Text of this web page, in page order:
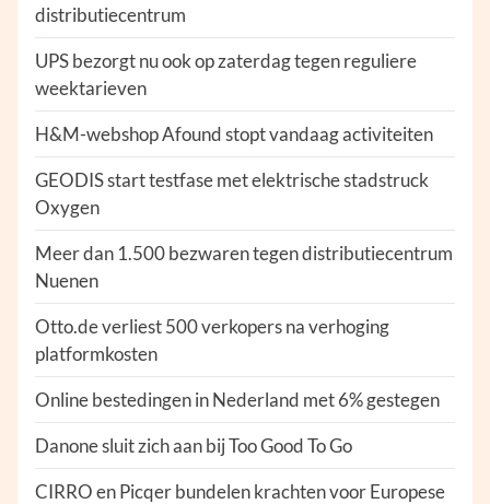
distributiecentrum
UPS bezorgt nu ook op zaterdag tegen reguliere
weektarieven
H&M-webshop Afound stopt vandaag activiteiten
GEODIS start testfase met elektrische stadstruck
Oxygen
Meer dan 1.500 bezwaren tegen distributiecentrum
Nuenen
Otto.de verliest 500 verkopers na verhoging
platformkosten
Online bestedingen in Nederland met 6% gestegen
Danone sluit zich aan bij Too Good To Go
CIRRO en Picqer bundelen krachten voor Europese